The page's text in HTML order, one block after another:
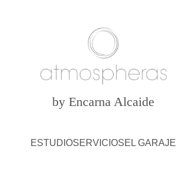
by Encarna Alcaide
ESTUDIOSERVICIOSEL GARAJE